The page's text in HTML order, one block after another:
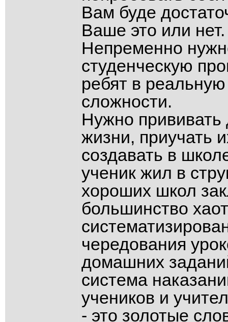
Вам буде
Ваше это или нет.
Непременно
студенческую
ребят в
сложности.
Нужно прививать
жизни, приучать
создавать в
ученик жил в
хороших школ
большинство
чередования
домашних
система
учеников и
- это золотые